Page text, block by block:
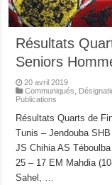
Résultats
Seniors
20 avril 2019
Communiqués
Publications
Résultats Quarts de
Tunis – Jendouba
JS Chihia AS
25 – 17 EM Mahdia
Sahel, …